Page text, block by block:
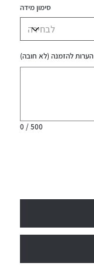
סימון מידה
הערות להזמנה (לא חובה)
0 / 500